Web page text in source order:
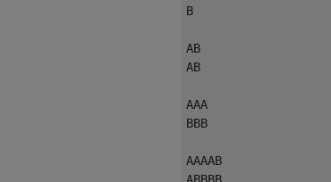
B
AB
AB
AAA
BBB
AAAAB
ABBBB